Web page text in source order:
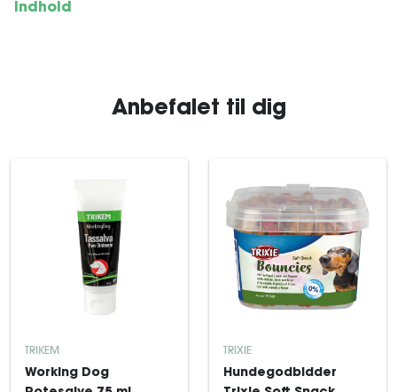
Indhold
Anbefalet til dig
TRIKEM
Working Dog
TRIXIE
Hundegodbidder